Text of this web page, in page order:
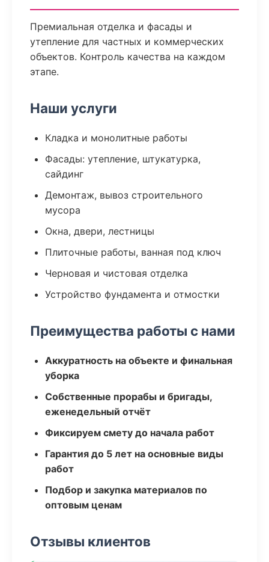
Премиальная отделка и фасады и
утепление для частных и коммерческих
объектов. Контроль качества на каждом
этапе.
Наши услуги
Кладка и монолитные работы
Фасады: утепление, штукатурка,
сайдинг
Демонтаж, вывоз строительного
мусора
Окна, двери, лестницы
Плиточные работы, ванная под ключ
Черновая и чистовая отделка
Устройство фундамента и отмостки
Преимущества работы с нами
Аккуратность на объекте и финальная
уборка
Собственные прорабы и бригады,
еженедельный отчёт
Фиксируем смету до начала работ
Гарантия до 5 лет на основные виды
работ
Подбор и закупка материалов по
оптовым ценам
Отзывы клиентов